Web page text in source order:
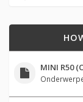
MINI R50